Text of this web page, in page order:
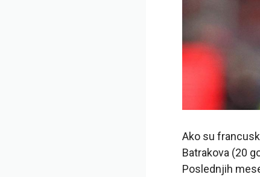
Ako su
Batrakova (20
Poslednjih